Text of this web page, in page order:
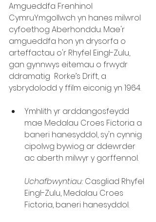
Amgueddfa Frenhinol
CymruYmgollwch yn hanes milwrol
cyfoethog Aberhonddu. Mae'r
amgueddfa hon yn drysorfa o
arteffactau o'r Rhyfel Eingl-Zulu,
gan gynnwys eitemau o frwydr
ddramatig  Rorke’s Drift, a
ysbrydolodd y ffilm eiconig yn 1964.
Ymhlith yr arddangosfeydd
mae Medalau Croes Fictoria a
baneri hanesyddol, sy'n cynnig
cipolwg bywiog ar ddewrder
ac aberth milwyr y gorffennol.
Uchafbwyntiau: Casgliad Rhyfel
Eingl-Zulu, Medalau Croes
Fictoria, baneri hanesyddol.